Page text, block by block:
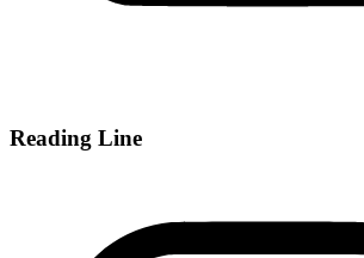
Reading Line